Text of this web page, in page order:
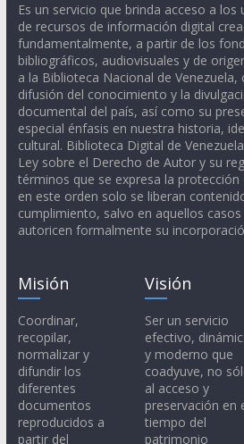
Es un servicio que brinda acceso a
de recursos de información digital
fundamentalmente, a partir de los
bibliográficos, audiovisuales y de
a la Biblioteca Nacional de
difusión del conocimiento y la
documental del país, así como su
especial énfasis en nuestra historia,
cultural. Biblioteca Digital de
Ley sobre el Derecho de Autor y su
términos que se expresa la protección
en este orden solo se liberan
cumplimiento, salvo en aquellos
autoricen formalmente su
Misión
Coordinar,
recopilar,
normalizar y
difundir los
diferentes
documentos
reproducidos a
partir del
Visión
Ser un servicio
efectivo,
y moderno que
coadyuve, no
al acceso y
preservación en
tiempo del
patrimonio